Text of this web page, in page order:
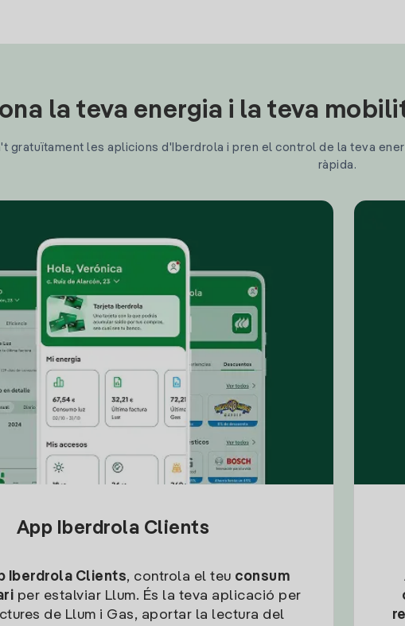
la teva energia i la teva
gratuïtament les aplicions d'Iberdrola i pren el control de la teva
ràpida.
App Iberdrola Clients
Iberdrola Clients, controla el teu consum
per estalviar Llum. És la teva aplicació per
de Llum i Gas, aportar la lectura del